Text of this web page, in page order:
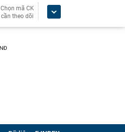
Chọn mã CK
cần theo dõi